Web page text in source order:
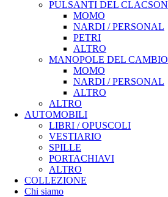
PULSANTI DEL CLACSON
MOMO
NARDI / PERSONAL
PETRI
ALTRO
MANOPOLE DEL CAMBIO
MOMO
NARDI / PERSONAL
ALTRO
ALTRO
AUTOMOBILI
LIBRI / OPUSCOLI
VESTIARIO
SPILLE
PORTACHIAVI
ALTRO
COLLEZIONE
Chi siamo